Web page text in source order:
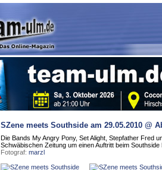
SZene meets Southside am 29.05.2010 @
Die Bands My Angry Pony, Set Alight, Stepfather Fred
Schwäbischen Zeitung um einen Auftritt beim Southside
Fotograf: marzl